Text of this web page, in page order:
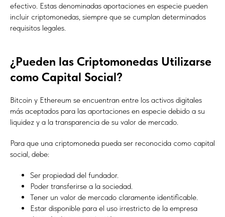
efectivo. Estas denominadas aportaciones en especie pueden
incluir criptomonedas, siempre que se cumplan determinados
requisitos legales.
¿Pueden las Criptomonedas Utilizarse
como Capital Social?
Bitcoin y Ethereum se encuentran entre los activos digitales
más aceptados para las aportaciones en especie debido a su
liquidez y a la transparencia de su valor de mercado.
Para que una criptomoneda pueda ser reconocida como capital
social, debe:
Ser propiedad del fundador.
Poder transferirse a la sociedad.
Tener un valor de mercado claramente identificable.
Estar disponible para el uso irrestricto de la empresa